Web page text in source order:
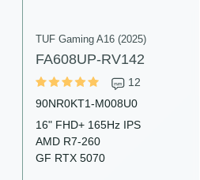
TUF Gaming A16 (2025)
FA608UP-RV142
12
90NR0KT1-M008U0
16" FHD+ 165Hz IPS
AMD R7-260
GF RTX 5070